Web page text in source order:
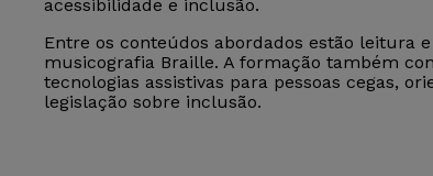
acessibilidade e inclusão.
Entre os conteúdos abordados estão leitura
musicografia Braille. A formação também
tecnologias assistivas para pessoas cegas,
legislação sobre inclusão.